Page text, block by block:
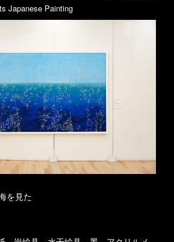
Japanese Painting
を見た